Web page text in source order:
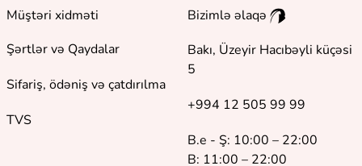
Müştəri xidməti
Şərtlər və Qaydalar
Sifariş, ödəniş və çatdırılma
TVS
Bizimlə əlaqə
Bakı, Üzeyir Hacıbəyli küçəsi
5
+994 12 505 99 99
B.e - Ş: 10:00 – 22:00
B: 11:00 – 22:00